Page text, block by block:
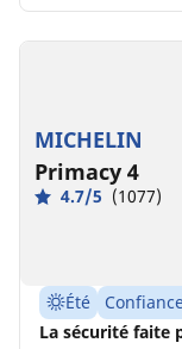
MICHELIN
Primacy 4
4.7/5 (1077)
Été
La sécurité faite